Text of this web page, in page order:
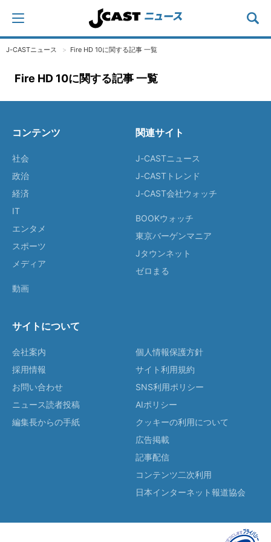
J-CASTニュース Fire HD 10に関する記事 一覧
Fire HD 10に関する記事 一覧
コンテンツ
社会
政治
経済
IT
エンタメ
スポーツ
メディア
動画
関連サイト
J-CASTニュース
J-CASTトレンド
J-CAST会社ウォッチ
BOOKウォッチ
東京バーゲンマニア
Jタウンネット
ゼロまる
サイトについて
会社案内
採用情報
お問い合わせ
ニュース読者投稿
編集長からの手紙
個人情報保護方針
サイト利用規約
SNS利用ポリシー
AIポリシー
クッキーの利用について
広告掲載
記事配信
コンテンツ二次利用
日本インターネット報道協会